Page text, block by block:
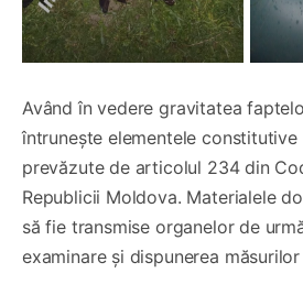
Având în vedere gravitatea
întrunește elementele
prevăzute de articolul 234 din
Republicii Moldova. Materialele
să fie transmise organelor de
examinare și dispunerea